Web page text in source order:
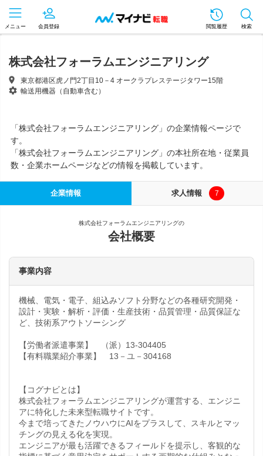
メニュー 会員登録 閲覧履歴 検索
株式会社フォーラムエンジニアリング
東京都港区虎ノ門2丁目10－4 オークラプレステージタワー15階
輸送用機器（自動車含む）
「株式会社フォーラムエンジニアリング」の企業情報ページで
す。
「株式会社フォーラムエンジニアリング」の本社所在地・従業員
数・企業ホームページなどの情報を掲載しています。
企業情報 求人情報 7
株式会社フォーラムエンジニアリングの
会社概要
事業内容
機械、電気・電子、組込みソフト分野などの各種研究開発・
設計・実験・解析・評価・生産技術・品質管理・品質保証な
ど、技術系アウトソーシング
【労働者派遣事業】 （派）13-304405
【有料職業紹介事業】 13－ユ－304168
【コグナビとは】
株式会社フォーラムエンジニアリングが運営する、エンジニ
アに特化した未来型転職サイトです。
今まで培ってきたノウハウにAIをプラスして、スキルとマッ
チングの見える化を実現。
エンジニアが最も活躍できるフィールドを提示し、客観的な